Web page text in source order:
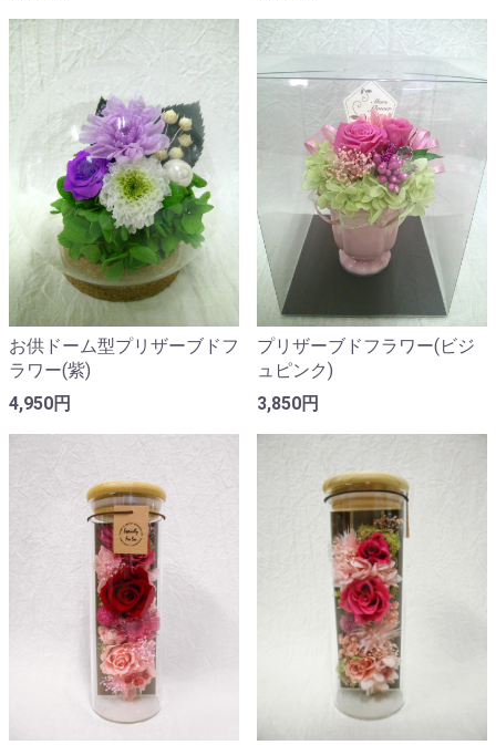
お供ドーム型プリザーブドフ
ラワー(紫)
4,950円
プリザーブドフラワー(ビジ
ュピンク)
3,850円